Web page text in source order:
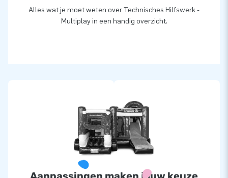
Alles wat je moet weten over Technisches Hilfswerk -
Multiplay in een handig overzicht.